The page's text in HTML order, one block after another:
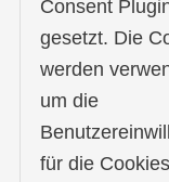
Consent
gesetzt. Die
werden
um die
für die